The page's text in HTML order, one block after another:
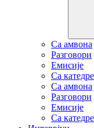
Са амвона
Разговори
Емисије
Са катедре
Са амвона
Разговори
Емисије
Са катедре